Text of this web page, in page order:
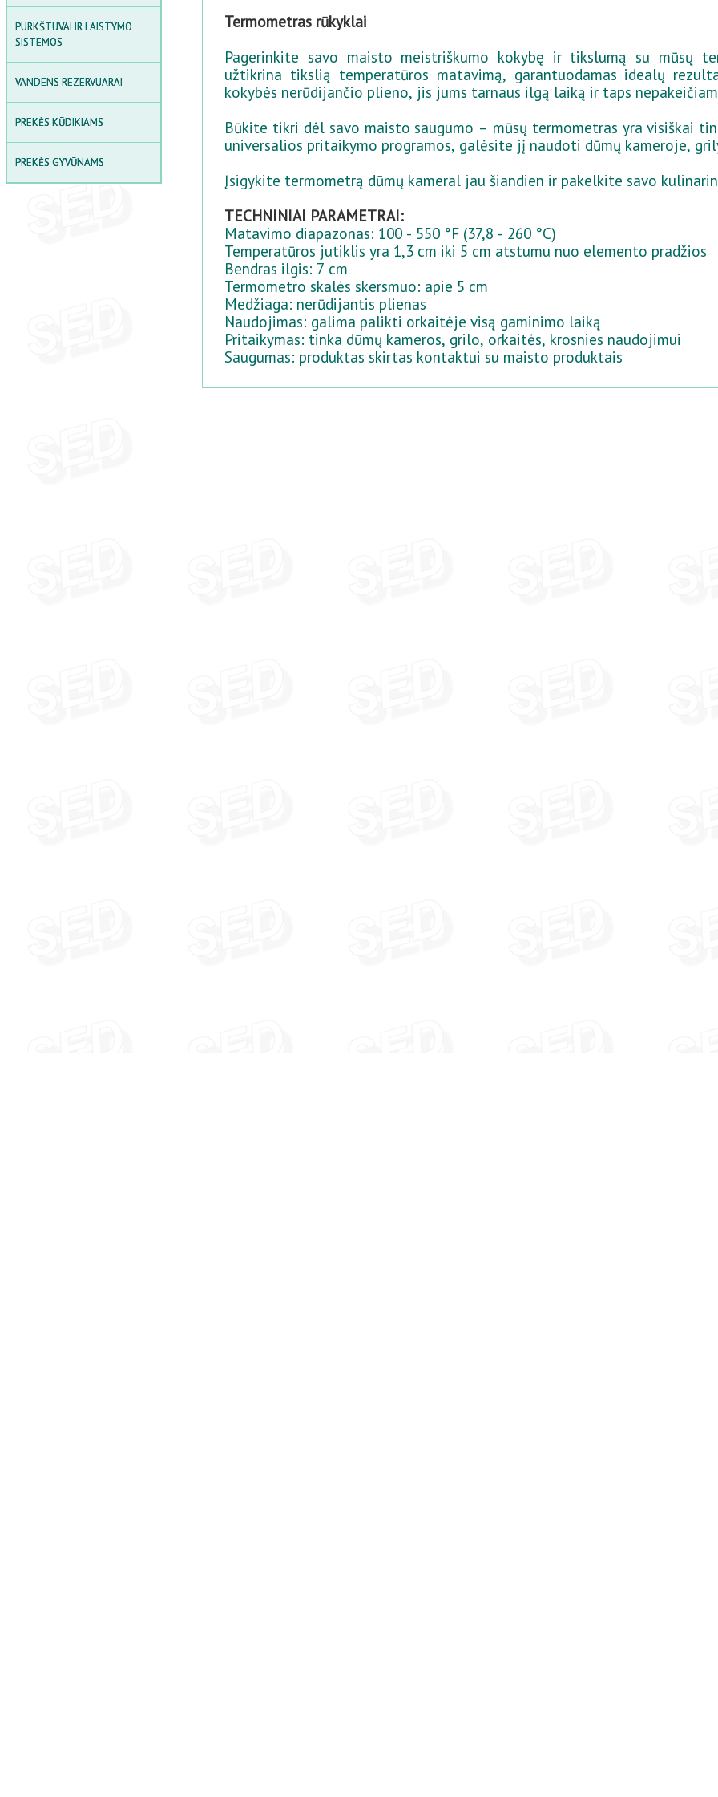
KOMPLEKTAI
PIKNIKO STALAI
LAUKO DAIKTADĖŽĖS IR
SAUGYKLOS
LAUKO PAVĖSINĖ
SMĖLIO DĖŽĖS
PURKŠTUVAI IR LAISTYMO
SISTEMOS
VANDENS REZERVUARAI
PREKĖS KŪDIKIAMS
PREKĖS GYVŪNAMS
Termometras rūkyklai
Pagerinkite savo maisto meistriškumo kokybę ir tikslumą su mūsų
užtikrina tikslią temperatūros matavimą, garantuodamas idealų
kokybės nerūdijančio plieno, jis jums tarnaus ilgą laiką ir taps
Būkite tikri dėl savo maisto saugumo – mūsų termometras yra visiškai
universalios pritaikymo programos, galėsite jį naudoti dūmų kameroje,
Įsigykite termometrą dūmų kameral jau šiandien ir pakelkite savo
TECHNINIAI PARAMETRAI:
Matavimo diapazonas: 100 - 550 °F (37,8 - 260 °C)
Temperatūros jutiklis yra 1,3 cm iki 5 cm atstumu nuo elemento pradžios
Bendras ilgis: 7 cm
Termometro skalės skersmuo: apie 5 cm
Medžiaga: nerūdijantis plienas
Naudojimas: galima palikti orkaitėje visą gaminimo laiką
Pritaikymas: tinka dūmų kameros, grilo, orkaitės, krosnies naudojimui
Saugumas: produktas skirtas kontaktui su maisto produktais